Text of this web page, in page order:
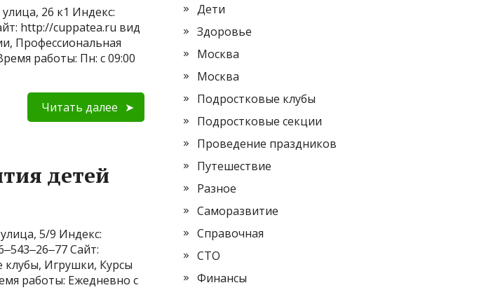
26 к1 Индекс:
http://cuppatea.ru вид
Профессиональная
работы: Пн: с 09:00
Читать далее
детей
5/9 Индекс:
Сайт:
Игрушки, Курсы
работы: Ежедневно с
Дети
Здоровье
Москва
Москва
Подростковые клубы
Подростковые секции
Проведение праздников
Путешествие
Разное
Саморазвитие
Справочная
СТО
Финансы